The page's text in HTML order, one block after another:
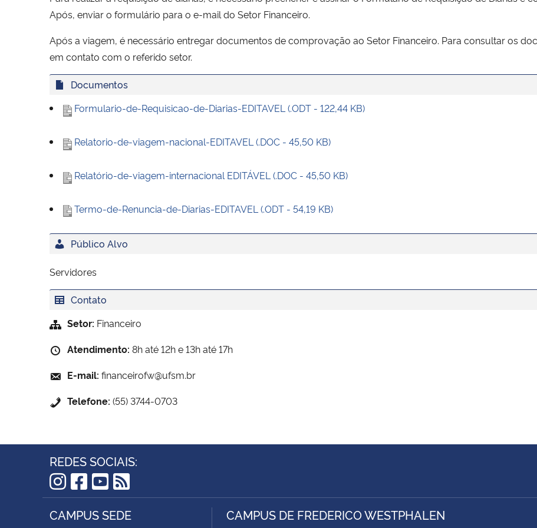
Após, enviar o formulário para o e-mail do Setor Financeiro.
Após a viagem, é necessário entregar documentos de comprovação ao Setor Financeiro. Para consultar os
em contato com o referido setor.
Documentos
Formulario-de-Requisicao-de-Diarias-EDITAVEL (.ODT - 122,44 KB)
Relatorio-de-viagem-nacional-EDITAVEL (.DOC - 45,50 KB)
Relatório-de-viagem-internacional EDITÁVEL (.DOC - 45,50 KB)
Termo-de-Renuncia-de-Diarias-EDITAVEL (.ODT - 54,19 KB)
Público Alvo
Servidores
Contato
Setor: Financeiro
Atendimento: 8h até 12h e 13h até 17h
E-mail: financeirofw@ufsm.br
Telefone: (55) 3744-0703
REDES SOCIAIS:
Instagram
Facebook
YouTube
RSS
CAMPUS SEDE CAMPUS DE FREDERICO WESTPHALEN